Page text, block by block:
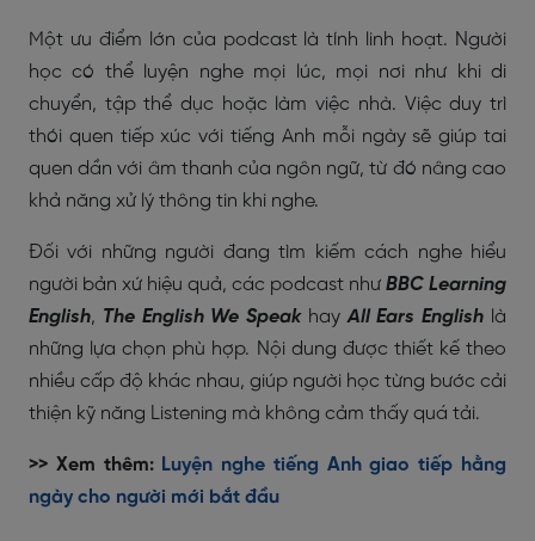
Một ưu điểm lớn của podcast là tính linh hoạt. Người
học có thể luyện nghe mọi lúc, mọi nơi như khi di
chuyển, tập thể dục hoặc làm việc nhà. Việc duy trì
thói quen tiếp xúc với tiếng Anh mỗi ngày sẽ giúp tai
quen dần với âm thanh của ngôn ngữ, từ đó nâng cao
khả năng xử lý thông tin khi nghe.
Đối với những người đang tìm kiếm cách nghe hiểu
người bản xứ hiệu quả, các podcast như BBC Learning
English, The English We SpeakhayAll Ears English là
những lựa chọn phù hợp. Nội dung được thiết kế theo
nhiều cấp độ khác nhau, giúp người học từng bước cải
thiện kỹ năng Listening mà không cảm thấy quá tải.
>> Xem thêm: Luyện nghe tiếng Anh giao tiếp hằng
ngày cho người mới bắt đầu